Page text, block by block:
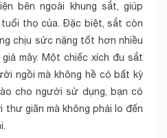
bên ngoài khung sắt, giúp
thọ của. Đặc biệt, sắt còn
chịu sức nặng tốt hơn nhiều
mây. Một chiếc xích đu sắt
ngồi mà không hề có bất kỳ
cho người sử dụng, bạn có
thư giãn mà không phải lo đến